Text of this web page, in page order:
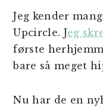
Jeg kender
Upcircle. Jeg
første
bare så meget
Nu har de en